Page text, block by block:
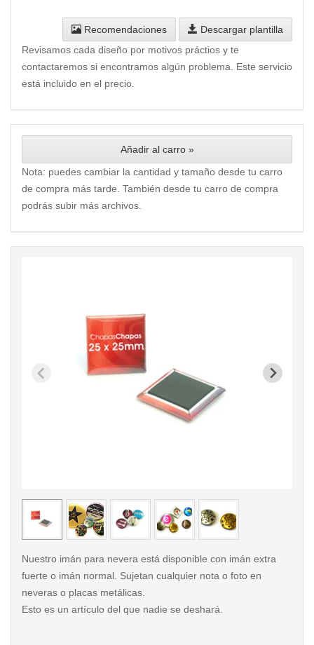
Recomendaciones
Descargar plantilla
Revisamos cada diseño por motivos práctios y te
contactaremos si encontramos algún problema. Este servicio
está incluido en el precio.
Añadir al carro »
Nota: puedes cambiar la cantidad y tamaño desde tu carro
de compra más tarde. También desde tu carro de compra
podrás subir más archivos.
< /picture>
Nuestro imán para nevera está disponible con imán extra
fuerte o imán normal. Sujetan cualquier nota o foto en
neveras o placas metálicas.
Esto es un artículo del que nadie se deshará.